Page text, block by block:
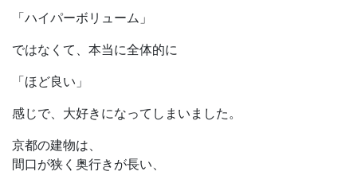
「ハイパーボリューム」
ではなくて、本当に全体的に
「ほど良い」
感じで、大好きになってしまいました。
京都の建物は、
間口が狭く奥行きが長い、